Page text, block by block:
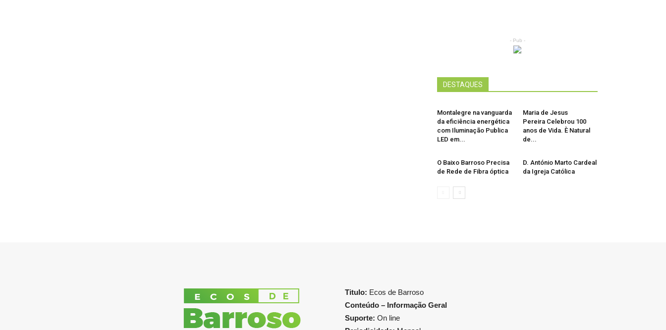
- Pub -
DESTAQUES
Montalegre na vanguarda
da eficiência energética
com Iluminação Publica
LED em...
Maria de Jesus
Pereira Celebrou 100
anos de Vida. È Natural
de...
O Baixo Barroso Precisa
de Rede de Fibra óptica
D. António Marto Cardeal
da Igreja Católica
Titulo: Ecos de Barroso
Conteúdo – Informação Geral
Suporte: On line